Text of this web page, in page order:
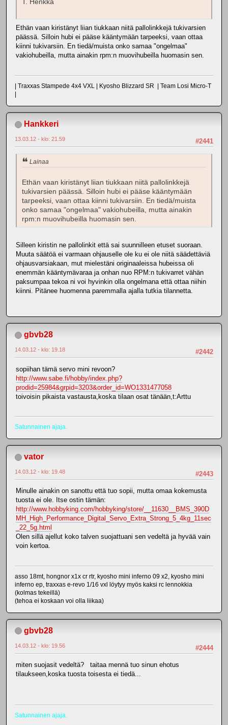
T. Henkka
Ethän vaan kiristänyt liian tiukkaan niitä pallolinkkejä tukivarsien
päässä. Silloin hubi ei pääse kääntymään tarpeeksi, vaan ottaa
kiinni tukivarsiin. En tiedä/muista onko samaa "ongelmaa"
vakiohubeilla, mutta ainakin rpm:n muovihubeilla huomasin sen.
| Traxxas Stampede 4x4 VXL | Kyosho Blizzard SR | Team Losi Micro-T
|
Hankkeri
#2441
13.03.12 - klo: 21.59
Lainaa
Ethän vaan kiristänyt liian tiukkaan niitä pallolinkkejä
tukivarsien päässä. Silloin hubi ei pääse kääntymään
tarpeeksi, vaan ottaa kiinni tukivarsiin. En tiedä/muista
onko samaa "ongelmaa" vakiohubeilla, mutta ainakin
rpm:n muovihubeilla huomasin sen.
Silleen kiristin ne pallolinkit että sai suunnilleen etuset suoraan.
Muuta säätöä ei varmaan ohjauselle ole ku ei ole niitä säädettäviä
ohjausvarsiakaan, mut mielestäni originaaleissa hubeissa oli
enemmän kääntymävaraa ja onhan nuo RPM:n tukivarret vähän
paksumpaa tekoa ni voi hyvinkin olla ongelmana että ottaa niihin
kiinni. Pitänee huomenna paremmalla ajalla tutkia tilannetta.
gbvb28
#2442
14.03.12 - klo: 19.18
sopiihan tämä servo mini revoon?
http://www.sabe.fi/hobby/index.php?
prodid=25984&grpid=3203&order_id=WO1331477058
toivoisin pikaista vastausta,koska tilaan osat tänään,t:Arttu
Satunnainen ajaja.
vator
#2443
14.03.12 - klo: 19.48
Minulle ainakin on sanottu että tuo sopii, mutta omaa kokemusta
tuosta ei ole. Itse ostin tämän:
http://www.hobbyking.com/hobbyking/store/__11630__BMS_390D
MH_High_Performance_Digital_Servo_Extra_Strong_5_4kg_11sec
_22_5g.html
Olen sillä ajellut koko talven suojattuani sen vedeltä ja hyvää vain
voin kertoa.
asso 18mt, hongnor x1x cr rtr, kyosho mini inferno 09 x2, kyosho mini
inferno ep, traxxas e-revo 1/16 vxl löytyy myös kaksi rc lennokkia
(kolmas tekeillä)
(tehoa ei koskaan voi olla liikaa)
gbvb28
#2444
14.03.12 - klo: 19.56
miten suojasit vedeltä? taitaa mennä tuo sinun ehotus
tilaukseen,koska tuosta toisesta ei tiedä...
Satunnainen ajaja.